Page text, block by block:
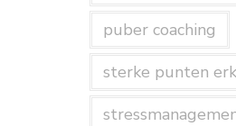
puber coaching
sterke punten